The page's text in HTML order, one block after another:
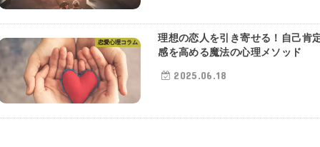
恋愛心理コラム
理想の恋人を引き寄せる！自己肯
感を高める魔法の心理メソッド
2025.06.18